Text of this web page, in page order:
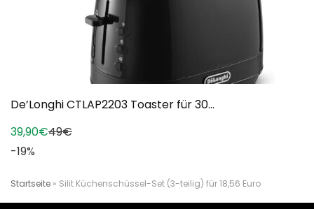
De’Longhi CTLAP2203 Toaster für 30...
39,90€49€
-19%
Startseite » Silit Küchenschüssel-Set (3-teilig) für 18,56 Euro